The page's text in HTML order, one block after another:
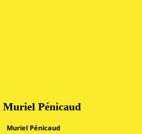
Muriel Pénicaud
Muriel Pénicaud